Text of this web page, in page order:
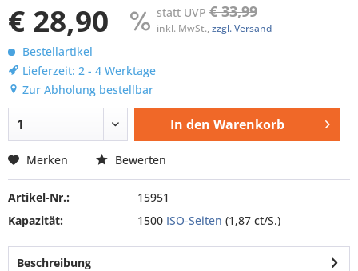
€ 28,90 statt UVP € 33,99
inkl. MwSt., zzgl. Versand
Bestellartikel
Lieferzeit: 2 - 4 Werktage
Zur Abholung bestellbar
In den Warenkorb
Merken Bewerten
Artikel-Nr.:
15951
Kapazität:
1500 ISO-Seiten (1,87 ct/S.)
Beschreibung